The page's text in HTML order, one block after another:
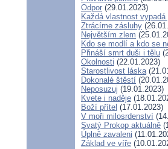
Odpor (29.01.2023)
Každá vlastnost vypadá
Ztrácíme zásluhy
Největším zlem
Kdo se modlí a kdo se
Přináší smrt duši i tělu
Okolnosti (22.01.2023)
Starostlivost láska
Dokonalé štěstí
Neposuzuj (19.01.2023)
Kvete i naděje
Boží přítel (17.01.2023)
V moři milosrdenství
Svatý Prokop aktuálně
Úplně zavaleni
Základ ve víře